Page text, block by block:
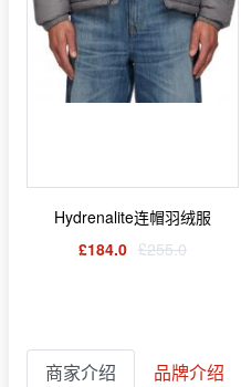
Hydrenalite连帽羽绒服
£184.0 £255.0
商家介绍 品牌介绍